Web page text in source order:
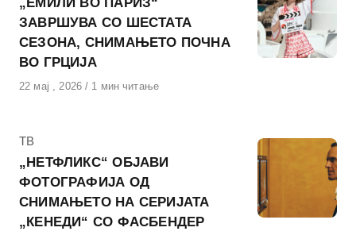
ЗАВРШУВА СО ШЕСТАТА
СЕЗОНА, СНИМАЊЕТО ПОЧНА
ВО ГРЦИЈА
Објавено
22 мај , 2026 1 мин читање
КАтегорија
ТВ
„НЕТФЛИКС“ ОБЈАВИ
ФОТОГРАФИЈА ОД
СНИМАЊЕТО НА СЕРИЈАТА
„КЕНЕДИ“ СО ФАСБЕНДЕР